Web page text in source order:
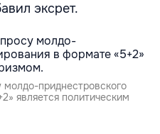
эксрет.
приднестровского
является политическим